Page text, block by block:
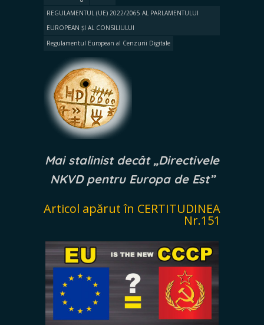
REGULAMENTUL (UE) 2022/2065 AL PARLAMENTULUI
EUROPEAN ȘI AL CONSILIULUI
Regulamentul European al Cenzurii Digitale
Mai stalinist decât „Directivele
NKVD pentru Europa de Est”
Articol apărut în CERTITUDINEA
Nr.151